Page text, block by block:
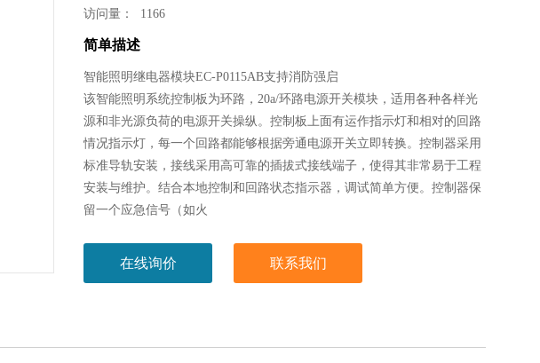
访问量： 1166
简单描述
智能照明继电器模块EC-P0115AB支持消防强启
该智能照明系统控制板为环路，20a/环路电源开关模块，适用各种各样光
源和非光源负荷的电源开关操纵。控制板上面有运作指示灯和相对的回路
情况指示灯，每一个回路都能够根据旁通电源开关立即转换。控制器采用
标准导轨安装，接线采用高可靠的插拔式接线端子，使得其非常易于工程
安装与维护。结合本地控制和回路状态指示器，调试简单方便。控制器保
留一个应急信号（如火
在线询价 联系我们